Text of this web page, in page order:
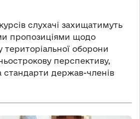
слухачі захищатимуть
пропозиціями щодо
територіальної оборони
перспективу,
стандарти держав-членів